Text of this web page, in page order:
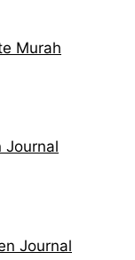
Murah
Journal
Journal